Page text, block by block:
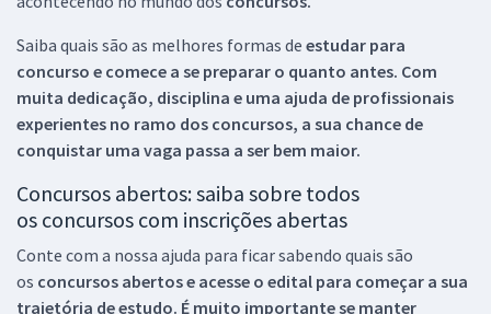
Saiba quais são as melhores formas de estudar para
concurso e comece a se preparar o quanto antes. Com
muita dedicação, disciplina e uma ajuda de profissionais
experientes no ramo dos concursos, a sua chance de
conquistar uma vaga passa a ser bem maior.
Concursos abertos: saiba sobre todos
os concursos com inscrições abertas
Conte com a nossa ajuda para ficar sabendo quais são
os concursos abertos e acesse o edital para começar a sua
trajetória de estudo. É muito importante se manter